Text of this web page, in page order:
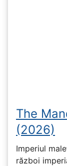
The
(2026)
Imperiul
război